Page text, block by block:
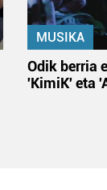
MUSIKA
Odik berria
'KimiK' eta